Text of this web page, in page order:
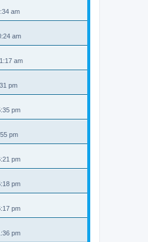
am
am
am
pm
pm
pm
pm
pm
pm
pm